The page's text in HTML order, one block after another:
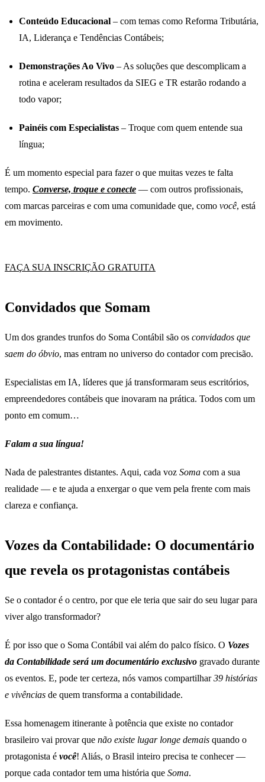
Conteúdo Educacional – com temas como Reforma Tributária,
IA, Liderança e Tendências Contábeis;
Demonstrações Ao Vivo – As soluções que descomplicam a
rotina e aceleram resultados da SIEG e TR estarão rodando a
todo vapor;
Painéis com Especialistas – Troque com quem entende sua
língua;
É um momento especial para fazer o que muitas vezes te falta
tempo. Converse, troque e conecte — com outros profissionais,
com marcas parceiras e com uma comunidade que, como você, está
em movimento.
FAÇA SUA INSCRIÇÃO GRATUITA
Convidados que Somam
Um dos grandes trunfos do Soma Contábil são os convidados que
saem do óbvio, mas entram no universo do contador com precisão.
Especialistas em IA, líderes que já transformaram seus escritórios,
empreendedores contábeis que inovaram na prática. Todos com um
ponto em comum…
Falam a sua língua!
Nada de palestrantes distantes. Aqui, cada voz Soma com a sua
realidade — e te ajuda a enxergar o que vem pela frente com mais
clareza e confiança.
Vozes da Contabilidade: O documentário
que revela os protagonistas contábeis
Se o contador é o centro, por que ele teria que sair do seu lugar para
viver algo transformador?
É por isso que o Soma Contábil vai além do palco físico. O Vozes
da Contabilidade será um documentário exclusivo gravado durante
os eventos. E, pode ter certeza, nós vamos compartilhar39 histórias
e vivências de quem transforma a contabilidade.
Essa homenagem itinerante à potência que existe no contador
brasileiro vai provar que não existe lugar longe demais quando o
protagonista é você! Aliás, o Brasil inteiro precisa te conhecer —
porque cada contador tem uma história que Soma.